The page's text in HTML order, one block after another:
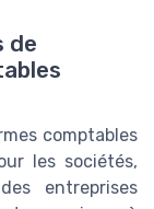
de
comptables
les sociétés,
entreprises